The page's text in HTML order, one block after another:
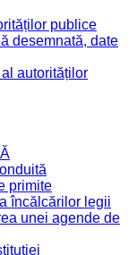
publice
desemnată, date
autorităților
primite
încălcărilor legii
unei agende de